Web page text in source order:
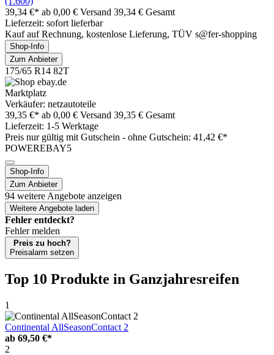
39,34 €* ab 0,00 € Versand 39,34 € Gesamt
Lieferzeit: sofort lieferbar
Kauf auf Rechnung, kostenlose Lieferung, TÜV s@fer-shopping
Shop-Info
Zum Anbieter
175/65 R14 82T
Marktplatz
Verkäufer: netzautoteile
39,35 €* ab 0,00 € Versand 39,35 € Gesamt
Lieferzeit: 1-5 Werktage
Preis nur gültig mit Gutschein - ohne Gutschein: 41,42 €*
POWEREBAY5
Shop-Info
Zum Anbieter
94 weitere Angebote anzeigen
Weitere Angebote laden
Fehler entdeckt?
Fehler melden
Preis zu hoch?
Preisalarm setzen
Top 10 Produkte in Ganzjahresreifen
1
Continental AllSeasonContact 2
ab 69,50 €*
2